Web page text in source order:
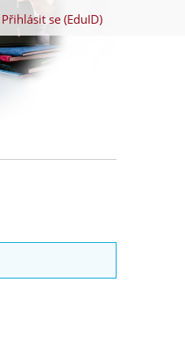
Přihlásit se (EduID)